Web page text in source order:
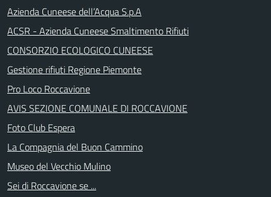
Azienda Cuneese dell’Acqua S.p.A
ACSR - Azienda Cuneese Smaltimento Rifiuti
CONSORZIO ECOLOGICO CUNEESE
Gestione rifiuti Regione Piemonte
Pro Loco Roccavione
AVIS SEZIONE COMUNALE DI ROCCAVIONE
Foto Club Espera
La Compagnia del Buon Cammino
Museo del Vecchio Mulino
Sei di Roccavione se ...